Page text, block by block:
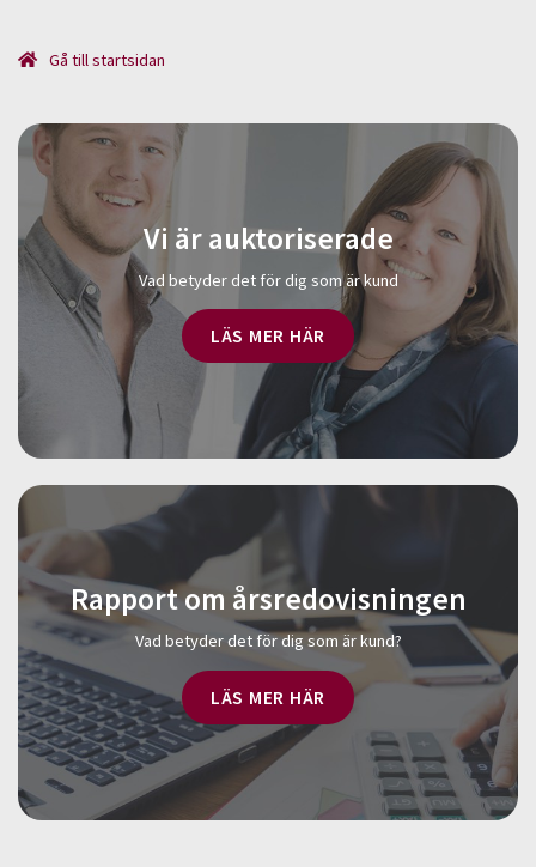
Gå till startsidan
Vi är auktoriserade
Vad betyder det för dig som är kund
LÄS MER HÄR
Rapport om årsredovisningen
Vad betyder det för dig som är kund?
LÄS MER HÄR